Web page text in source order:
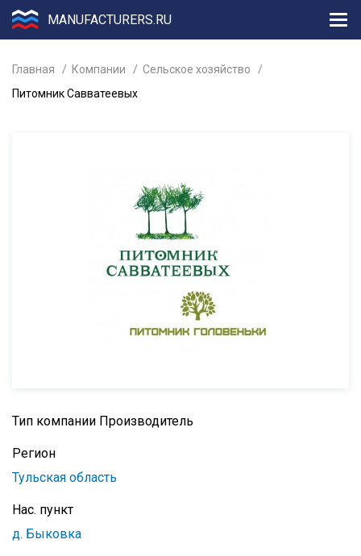
MANUFACTURERS.RU
Главная Компании
Сельское хозяйство
Питомник Савватеевых
Тип компании Производитель
Регион
Тульская область
Нас. пункт
д. Быковка